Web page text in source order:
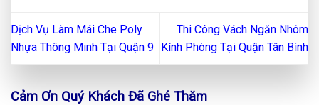
Dịch Vụ Làm Mái Che Poly
Nhựa Thông Minh Tại Quận 9
Thi Công Vách Ngăn Nhôm
Kính Phòng Tại Quận Tân Bình
Cảm Ơn Quý Khách Đã Ghé Thăm